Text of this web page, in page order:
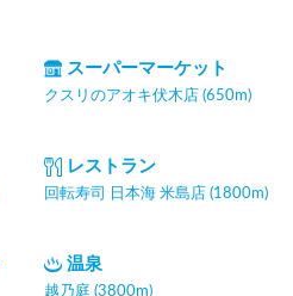
スーパーマーケット
クスリのアオキ伏木店 (650m)
レストラン
回転寿司 日本海 米島店 (1800m)
温泉
越乃庭 (3800m)